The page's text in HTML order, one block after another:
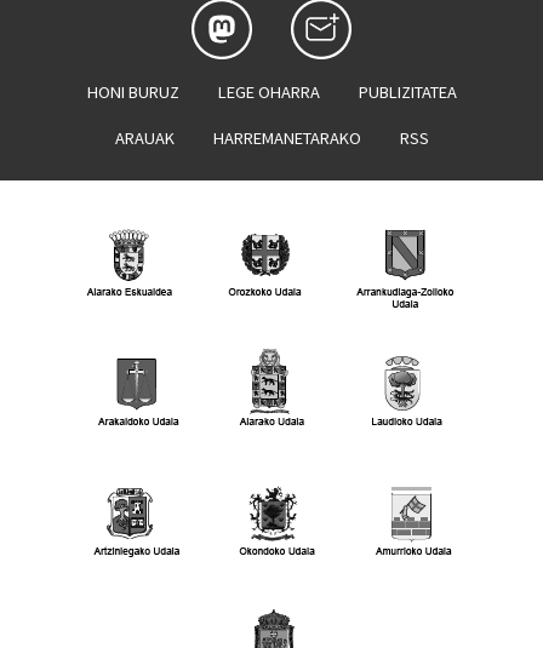
HONI BURUZ LEGE OHARRA PUBLIZITATEA
ARAUAK HARREMANETARAKO RSS